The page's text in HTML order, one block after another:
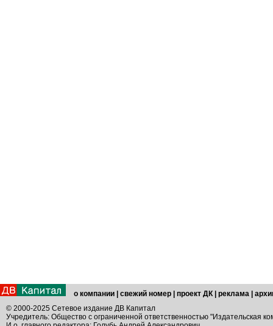
о компании свежий номер проект ДК реклама
© 2000-2025 Сетевое издание ДВ Капитал
Учредитель: Общество с ограниченной ответственностью "Издательская